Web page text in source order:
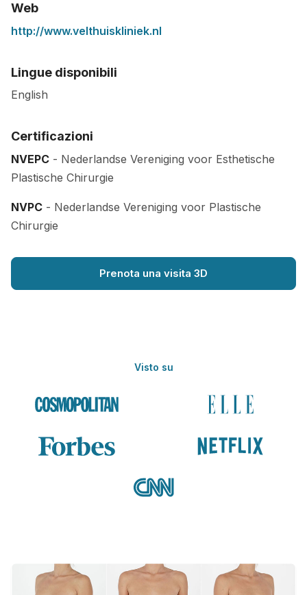
Web
http://www.velthuiskliniek.nl
Lingue disponibili
English
Certificazioni
NVEPC - Nederlandse Vereniging voor Esthetische
Plastische Chirurgie
NVPC - Nederlandse Vereniging voor Plastische
Chirurgie
Prenota una visita 3D
Visto su